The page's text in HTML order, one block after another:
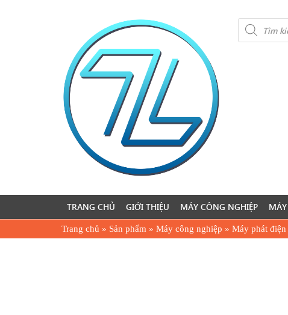
Products
search
TRANG CHỦ GIỚI THIỆU MÁY CÔNG NGHIỆP
Trang chủ » Sản phẩm » Máy công nghiệp » Máy phát điện